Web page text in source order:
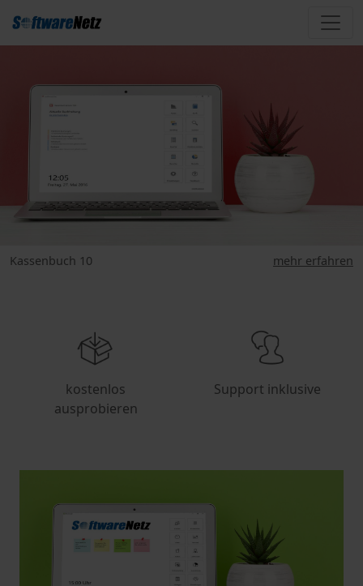
Kassenbuch 10 mehr erfahren
kostenlos
ausprobieren
Support inklusive